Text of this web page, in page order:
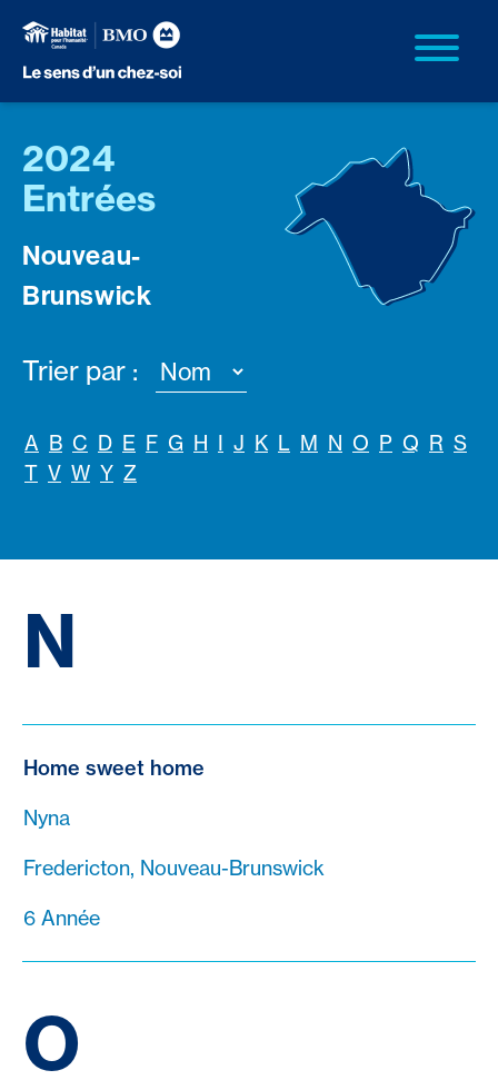
2024
Entrées
Nouveau-
Brunswick
Trier par :
A B C D E F G H I J K L M N O P Q R S
T V W Y Z
N
Home sweet home
Nyna
Fredericton, Nouveau-Brunswick
6 Année
O